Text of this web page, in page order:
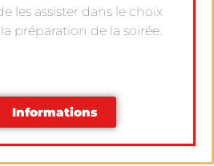
les assister dans le choix
préparation de la soirée.
Informations